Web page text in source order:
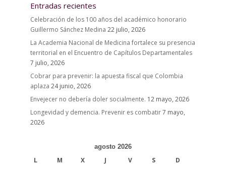
Entradas recientes
Celebración de los 100 años del académico honorario
Guillermo Sánchez Medina 22 julio, 2026
La Academia Nacional de Medicina fortalece su presencia
territorial en el Encuentro de Capítulos Departamentales
7 julio, 2026
Cobrar para prevenir: la apuesta fiscal que Colombia
aplaza 24 junio, 2026
Envejecer no debería doler socialmente. 12 mayo, 2026
Longevidad y demencia. Prevenir es combatir7 mayo,
2026
agosto 2026
L M X J V S D